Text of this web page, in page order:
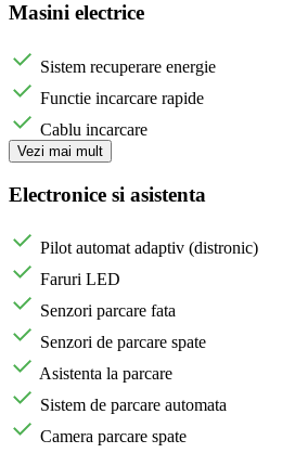
Masini electrice
Sistem recuperare energie
Functie incarcare rapide
Cablu incarcare
Vezi mai mult
Electronice si asistenta
Pilot automat adaptiv (distronic)
Faruri LED
Senzori parcare fata
Senzori de parcare spate
Asistenta la parcare
Sistem de parcare automata
Camera parcare spate